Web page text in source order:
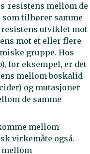
resistens mellom de
tilhører samme
utviklet mot
mot et eller flere
gruppe. Hos
for eksempel, er det
mellom boskalid
og mutasjoner
de samme
mellom
virkemåte også.
mellom